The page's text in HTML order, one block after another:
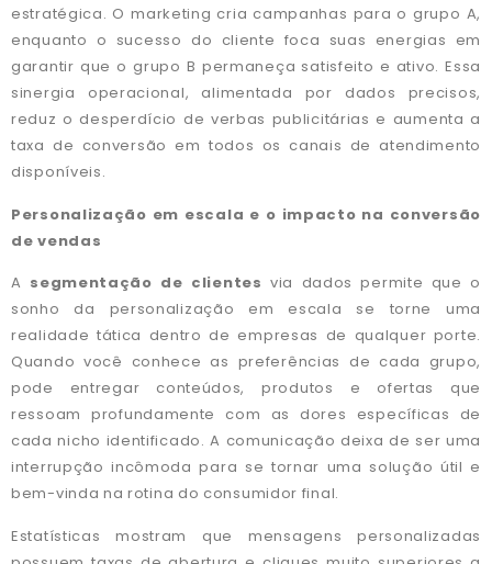
estratégica. O marketing cria campanhas para o grupo A,
enquanto o sucesso do cliente foca suas energias em
garantir que o grupo B permaneça satisfeito e ativo. Essa
sinergia operacional, alimentada por dados precisos,
reduz o desperdício de verbas publicitárias e aumenta a
taxa de conversão em todos os canais de atendimento
disponíveis.
Personalização em escala e o impacto na conversão
de vendas
A segmentação de clientes via dados permite que o
sonho da personalização em escala se torne uma
realidade tática dentro de empresas de qualquer porte.
Quando você conhece as preferências de cada grupo,
pode entregar conteúdos, produtos e ofertas que
ressoam profundamente com as dores específicas de
cada nicho identificado. A comunicação deixa de ser uma
interrupção incômoda para se tornar uma solução útil e
bem-vinda na rotina do consumidor final.
Estatísticas mostram que mensagens personalizadas